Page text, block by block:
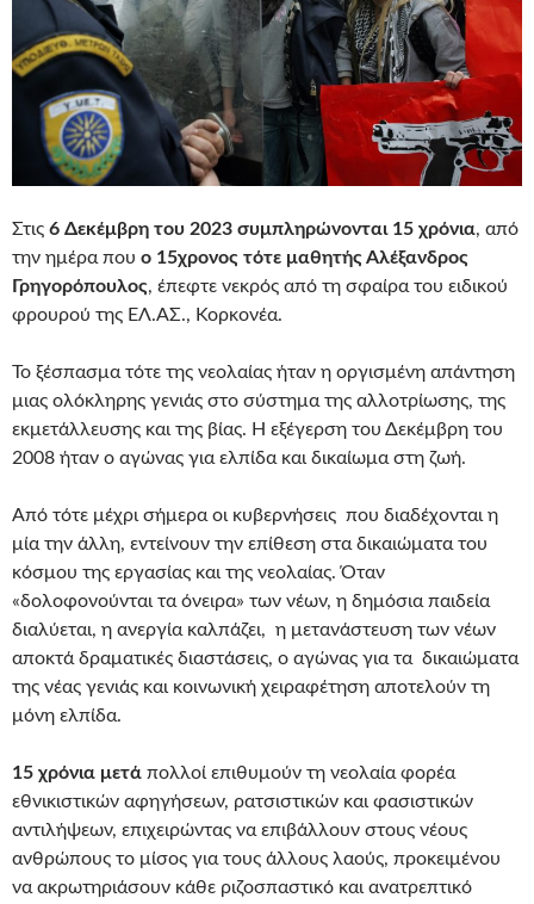
Στις 6 Δεκέμβρη του 2023 συμπληρώνονται 15 χρόνια, από
την ημέρα που ο 15χρονος τότε μαθητής Αλέξανδρος
Γρηγορόπουλος, έπεφτε νεκρός από τη σφαίρα του ειδικού
φρουρού της ΕΛ.ΑΣ., Κορκονέα.
Το ξέσπασμα τότε της νεολαίας ήταν η οργισμένη απάντηση
μιας ολόκληρης γενιάς στο σύστημα της αλλοτρίωσης, της
εκμετάλλευσης και της βίας. Η εξέγερση του Δεκέμβρη του
2008 ήταν ο αγώνας για ελπίδα και δικαίωμα στη ζωή.
Από τότε μέχρι σήμερα οι κυβερνήσεις που διαδέχονται η
μία την άλλη, εντείνουν την επίθεση στα δικαιώματα του
κόσμου της εργασίας και της νεολαίας. Όταν
«δολοφονούνται τα όνειρα» των νέων, η δημόσια παιδεία
διαλύεται, η ανεργία καλπάζει, η μετανάστευση των νέων
αποκτά δραματικές διαστάσεις, ο αγώνας για τα δικαιώματα
της νέας γενιάς και κοινωνική χειραφέτηση αποτελούν τη
μόνη ελπίδα.
15 χρόνια μετά πολλοί επιθυμούν τη νεολαία φορέα
εθνικιστικών αφηγήσεων, ρατσιστικών και φασιστικών
αντιλήψεων, επιχειρώντας να επιβάλλουν στους νέους
ανθρώπους το μίσος για τους άλλους λαούς, προκειμένου
να ακρωτηριάσουν κάθε ριζοσπαστικό και ανατρεπτικό